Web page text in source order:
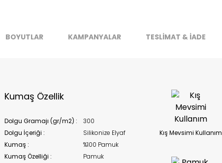
BOYUTLAR KAMPANYALAR TESLİMAT & İADE
Kumaş Özellik
Dolgu Gramajı (gr/m2) :
300
Dolgu İçeriği :
Silikonize Elyaf
Kumaş :
%100 Pamuk
Kumaş Özelliği :
Pamuk
Kış Mevsimi Kullanım
geldiğinde posta adresinizden sizleri bilgilendireceğiz.